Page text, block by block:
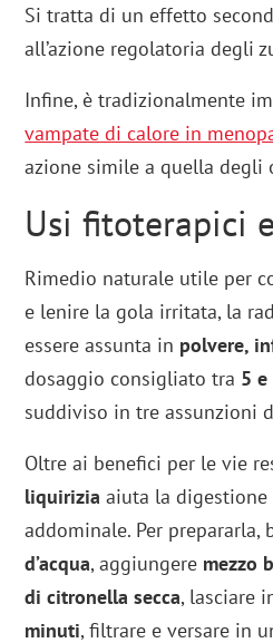
Si tratta di un effetto
all’azione regolatoria degli
Infine, è tradizionalmente
vampate di calore in
azione simile a quella
Usi fitoterapici
Rimedio naturale utile per
e lenire la gola irritata, la
essere assunta in polvere,
dosaggio consigliato tra 5
suddiviso in tre assunzioni
Oltre ai benefici per le vie
liquirizia aiuta la
addominale. Per prepararla,
d’acqua, aggiungere mezzo
di citronella secca, lasciare
minuti, filtrare e versare in